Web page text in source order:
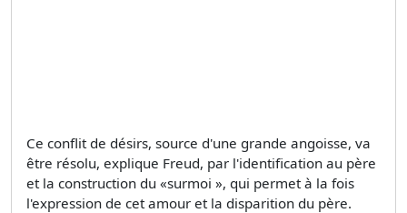
Ce conflit de désirs, source d'une grande angoisse, va
être résolu, explique Freud, par l'identification au père
et la construction du «surmoi », qui permet à la fois
l'expression de cet amour et la disparition du père.